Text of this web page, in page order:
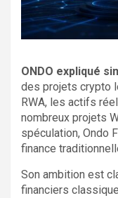
ONDO expliqué
des projets crypto
RWA, les actifs
nombreux projets
spéculation, Ondo
finance
Son ambition est
financiers